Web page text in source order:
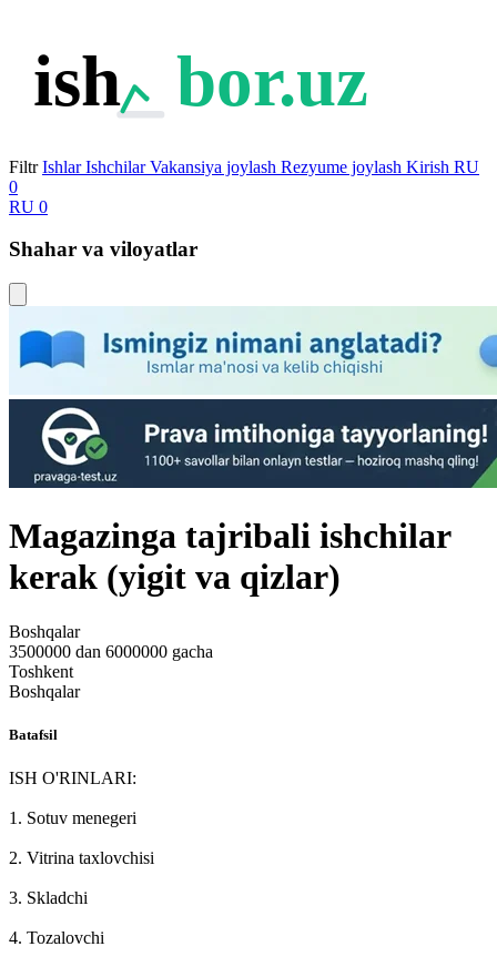
ish bor.uz
Filtr Ishlar Ishchilar Vakansiya joylash Rezyume joylash Kirish RU
0
RU 0
Shahar va viloyatlar
Magazinga tajribali ishchilar
kerak (yigit va qizlar)
Boshqalar
3500000 dan 6000000 gacha
Toshkent
Boshqalar
Batafsil
ISH O'RINLARI:
1. Sotuv menegeri
2. Vitrina taxlovchisi
3. Skladchi
4. Tozalovchi